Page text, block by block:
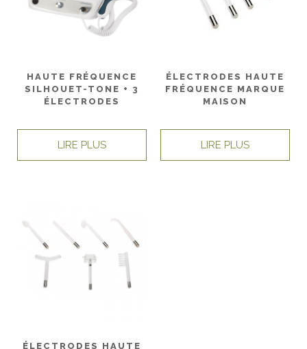
HAUTE FRÉQUENCE
SILHOUET-TONE + 3
ÉLECTRODES
LIRE PLUS
ÉLECTRODES HAUTE
FRÉQUENCE MARQUE
MAISON
LIRE PLUS
ÉLECTRODES HAUTE